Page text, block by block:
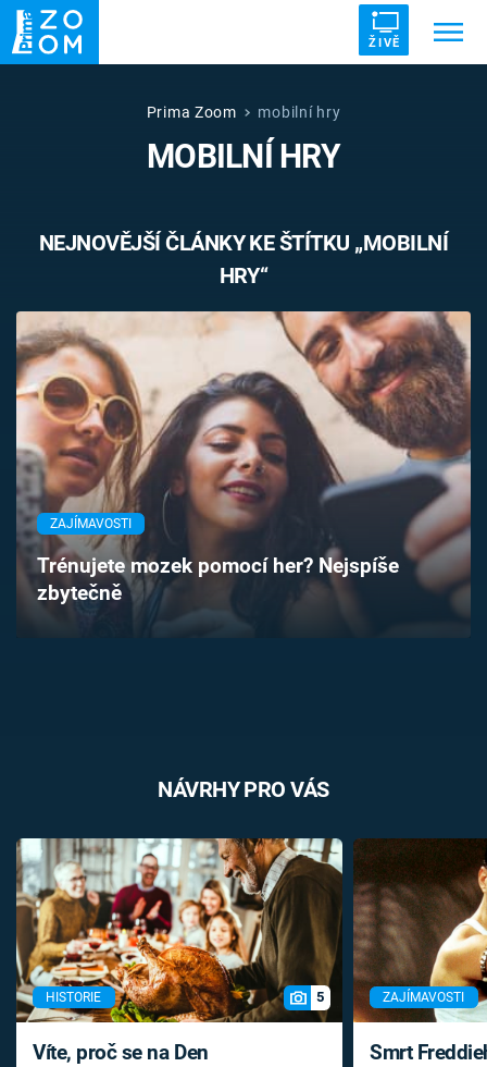
ŽIVĚ
UFO DRUHÁ SVĚTOVÁ VÁLKA
VETŘELCI DÁVNOVĚKU
Témata
Pořady
TV Program
Časopis
Sledujte prima+
Prima Zoom mobilní hry
MOBILNÍ HRY
NEJNOVĚJŠÍ ČLÁNKY KE ŠTÍTKU „MOBILNÍ
HRY“
ZAJÍMAVOSTI
Trénujete mozek pomocí her? Nejspíše
zbytečně
NÁVRHY PRO VÁS
HISTORIE 5
Víte, proč se na Den
ZAJÍMAVOSTI
Smrt